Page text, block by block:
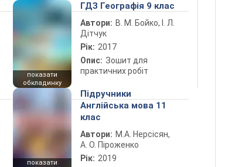
показати
обкладинку
ГДЗ Географія 9 клас
Автори: В. М. Бойко, І. Л.
Дітчук
Рік: 2017
Опис: Зошит для
практичних робіт
показати
Підручники
Англійська мова 11
клас
Автори: М.А. Нерсісян,
А. О. Піроженко
Рік: 2019